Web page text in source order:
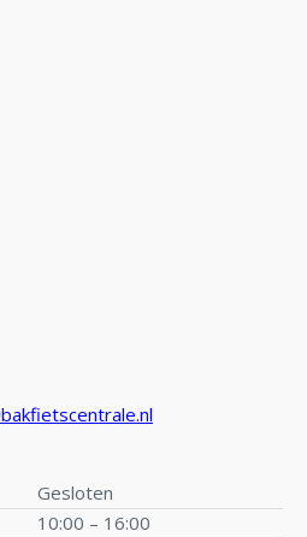
Gesloten
10:00 – 16:00